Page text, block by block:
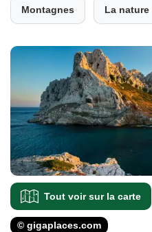
Montagnes La nature
Tout voir sur la carte
© gigaplaces.com